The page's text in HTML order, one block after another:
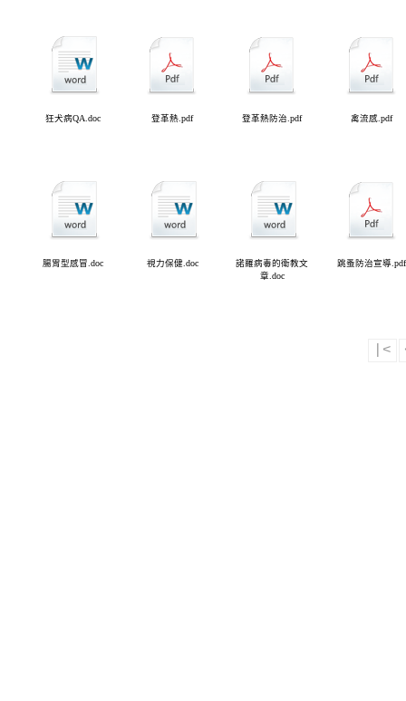
狂犬病QA.doc 登革熱.pdf 登革熱防治.pdf 禽流感.pdf
腸胃型感冒.doc 視力保健.doc
諾羅病毒的衛教文
章.doc
跳蚤防治宣導.pdf
|<